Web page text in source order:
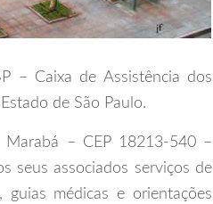
– Caixa de Assistência dos
de São Paulo.
Marabá – CEP 18213-540 –
seus associados serviços de
guias médicas e orientações